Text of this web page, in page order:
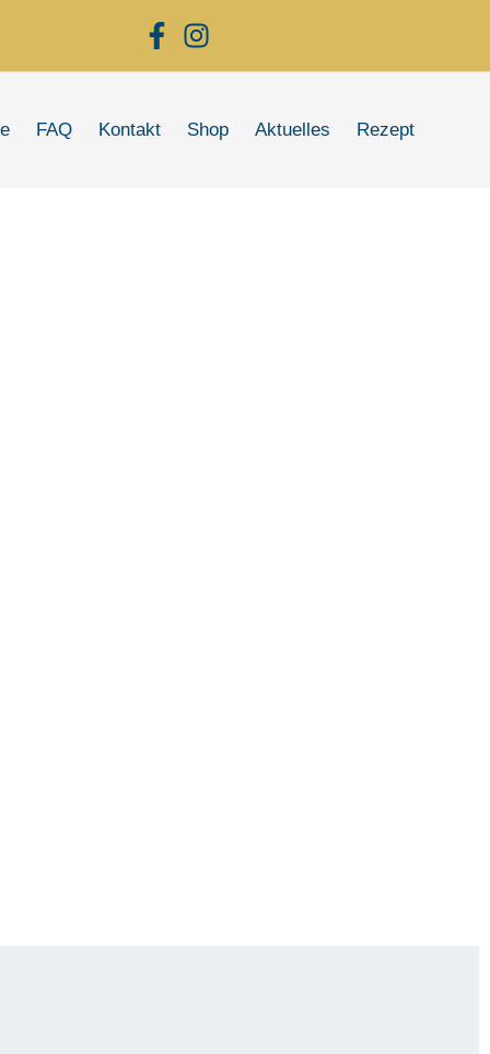
FAQ Kontakt Shop Aktuelles Rezept